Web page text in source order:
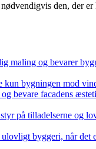
den, der
maling og bevarer
bygningen mod
bevare facadens
på tilladelserne og
byggeri, når